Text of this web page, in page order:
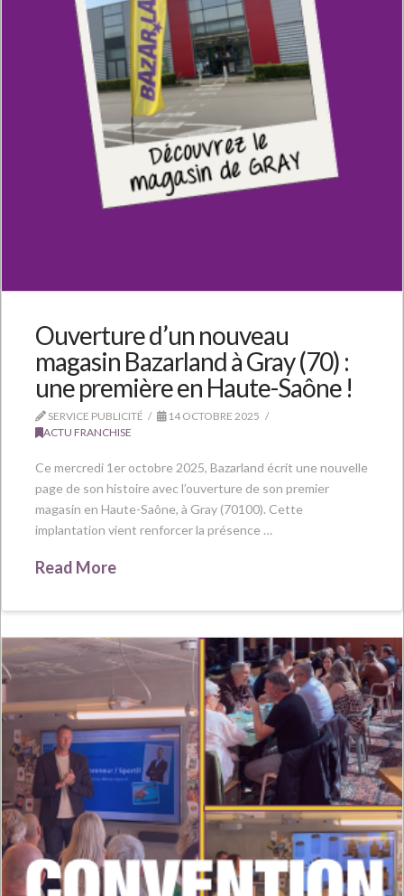
Ouverture d’un nouveau
magasin Bazarland à Gray (70) :
une première en Haute-Saône !
SERVICE PUBLICITÉ
14 OCTOBRE 2025
ACTU FRANCHISE
Ce mercredi 1er octobre 2025, Bazarland écrit une nouvelle
page de son histoire avec l’ouverture de son premier
magasin en Haute-Saône, à Gray (70100). Cette
implantation vient renforcer la présence …
Read More